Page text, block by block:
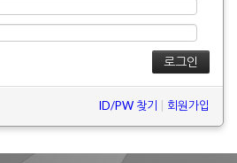
ID/PW 찾기 회원가입